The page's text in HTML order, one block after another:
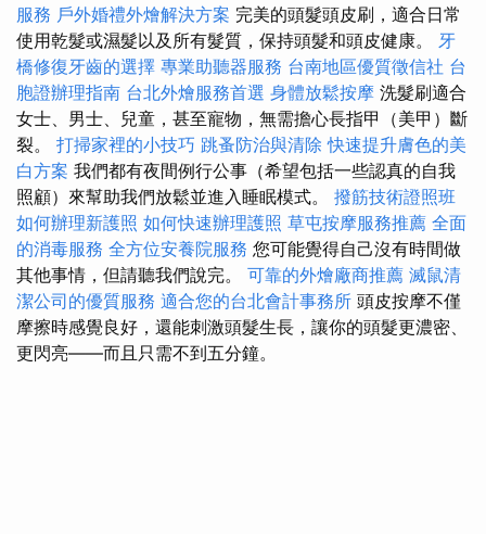
服務 戶外婚禮外燴解決方案 完美的頭髮頭皮刷，適合日常
使用乾髮或濕髮以及所有髮質，保持頭髮和頭皮健康。 牙
橋修復牙齒的選擇 專業助聽器服務 台南地區優質徵信社 台
胞證辦理指南 台北外燴服務首選 身體放鬆按摩 洗髮刷適合
女士、男士、兒童，甚至寵物，無需擔心長指甲（美甲）斷
裂。 打掃家裡的小技巧 跳蚤防治與清除 快速提升膚色的美
白方案 我們都有夜間例行公事（希望包括一些認真的自我
照顧）來幫助我們放鬆並進入睡眠模式。 撥筋技術證照班
如何辦理新護照 如何快速辦理護照 草屯按摩服務推薦 全面
的消毒服務 全方位安養院服務 您可能覺得自己沒有時間做
其他事情，但請聽我們說完。 可靠的外燴廠商推薦 滅鼠清
潔公司的優質服務 適合您的台北會計事務所 頭皮按摩不僅
摩擦時感覺良好，還能刺激頭髮生長，讓你的頭髮更濃密、
更閃亮——而且只需不到五分鐘。